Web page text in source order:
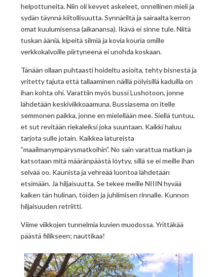
helpottuneita. Niin oli kevyet askeleet, onnellinen mieli ja
sydän täynnä kiitollisuutta. Synnäriltä ja sairaalta kerron
omat kuulumisensa (aikanansa). Ikävä ei sinne tule. Niitä
tuskan ääniä, kipeitä silmiä ja kovia kouria omille
verkkokalvoille piirtyneenä ei unohda koskaan.
Tänään ollaan puhtaasti hoideltu asioita, tehty bisnestä ja
yritetty tajuta että tallaaminen näillä pölyisillä kaduilla on
ihan kohta ohi. Varattiin myös bussi Lushotoon, jonne
lähdetään keskiviikkoaamuna. Bussiasema on itelle
semmonen paikka, jonne en mielellään mee. Siellä tuntuu,
et sut revitään riekaleiksi joka suuntaan. Kaikki haluu
tarjota sulle jotain. Kaikkea latureista
”maailmanympärysmatkoihin”. No sain varattua matkan ja
katsotaan mitä määränpäästä löytyy, sillä se ei meille ihan
selvää oo. Kaunista ja vehreää luontoa lähdetään
etsimään. Ja hiljaisuutta. Se tekee meille NIIIN hyvää
kaiken tän hulinan, töiden ja juhlimisen rinnalle. Kunnon
hiljaisuuden retriitti.
Viime viikkojen tunnelmia kuvien muodossa. Yrittäkää
päästä fiilikseen; nauttikaa!